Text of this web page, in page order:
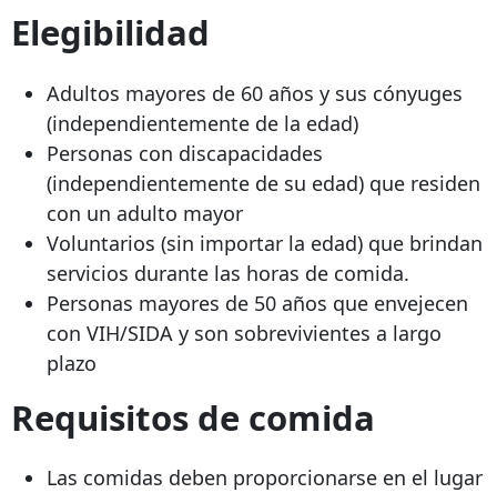
Elegibilidad
Adultos mayores de 60 años y sus cónyuges
(independientemente de la edad)
Personas con discapacidades
(independientemente de su edad) que residen
con un adulto mayor
Voluntarios (sin importar la edad) que brindan
servicios durante las horas de comida.
Personas mayores de 50 años que envejecen
con VIH/SIDA y son sobrevivientes a largo
plazo
Requisitos de comida
Las comidas deben proporcionarse en el lugar